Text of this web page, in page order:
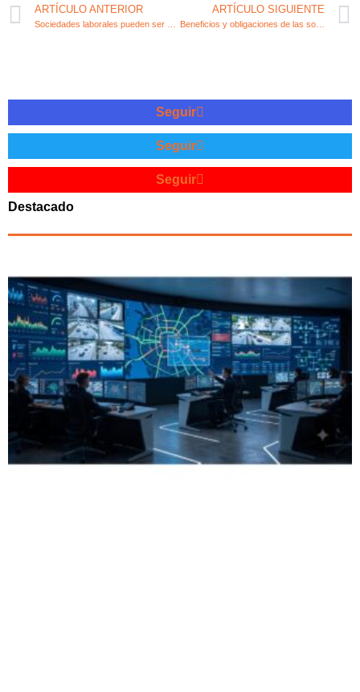
ARTÍCULO ANTERIOR ARTÍCULO SIGUIENTE
Beneficios y obligaciones de las sociedades limitadas
Seguir
Seguir
Seguir
Destacado